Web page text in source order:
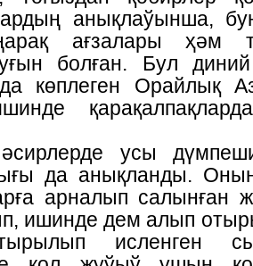
анықлаўынша,
ағзалары ҳәм
болған. Бул
көплеген Орайлық
да анықланды.
арналып салынған
ишинде дем алып
исленген